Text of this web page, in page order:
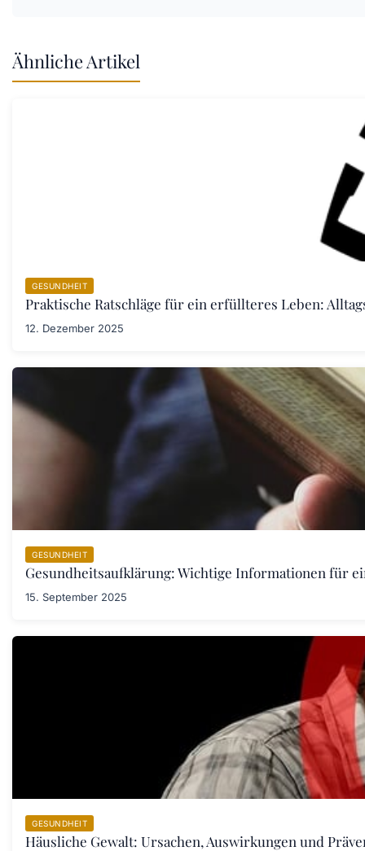
Ähnliche Artikel
GESUNDHEIT
Praktische Ratschläge für ein erfüllteres Leben:
12. Dezember 2025
GESUNDHEIT
Gesundheitsaufklärung: Wichtige Informationen für
15. September 2025
GESUNDHEIT
Häusliche Gewalt: Ursachen, Auswirkungen und